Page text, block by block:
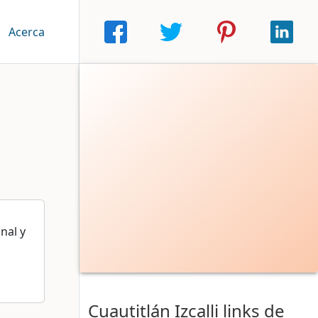
Acerca
y
Cuautitlán Izcalli links de